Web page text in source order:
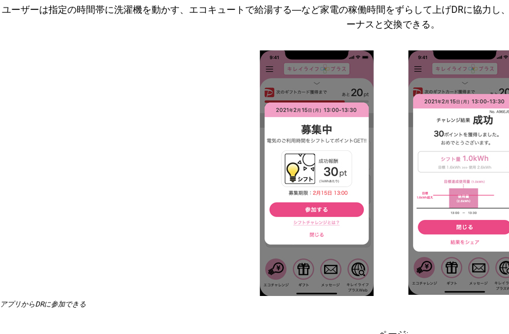
ユーザーは指定の時間帯に洗濯機を動かす、エコキュートで給湯する―など家電の稼働時間をずらして上げDRに協力し
ーナスと交換できる。
アプリからDRに参加できる